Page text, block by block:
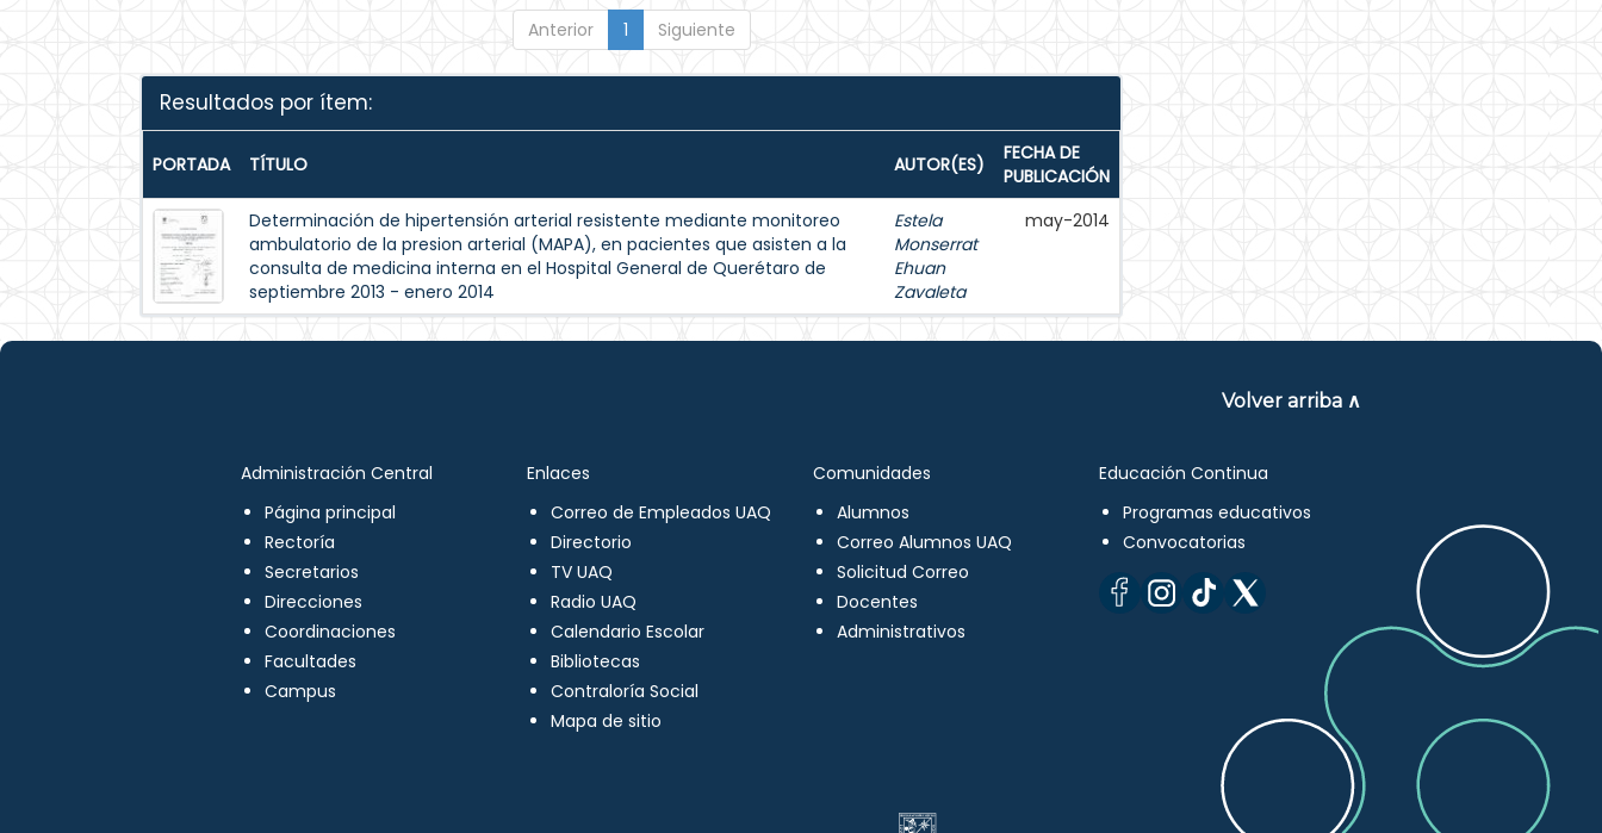
Anterior 1 Siguiente
Resultados por ítem:
PORTADA TÍTULO AUTOR(ES)
FECHA DE
PUBLICACIÓN
Determinación de hipertensión arterial resistente mediante monitoreo
ambulatorio de la presion arterial (MAPA), en pacientes que asisten a la
consulta de medicina interna en el Hospital General de Querétaro de
septiembre 2013 - enero 2014
Estela
Monserrat
Ehuan
Zavaleta
may-2014
Volver arriba ∧
Administración Central
Página principal
Rectoría
Secretarios
Direcciones
Coordinaciones
Facultades
Campus
Enlaces
Correo de Empleados UAQ
Directorio
TV UAQ
Radio UAQ
Calendario Escolar
Bibliotecas
Contraloría Social
Mapa de sitio
Comunidades
Alumnos
Correo Alumnos UAQ
Solicitud Correo
Docentes
Administrativos
Educación Continua
Programas educativos
Convocatorias